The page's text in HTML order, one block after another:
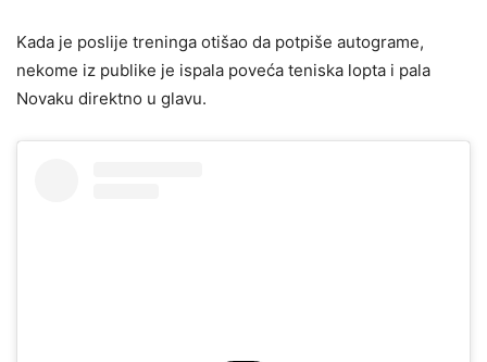
Kada je poslije treninga otišao da potpiše autograme,
nekome iz publike je ispala poveća teniska lopta i pala
Novaku direktno u glavu.